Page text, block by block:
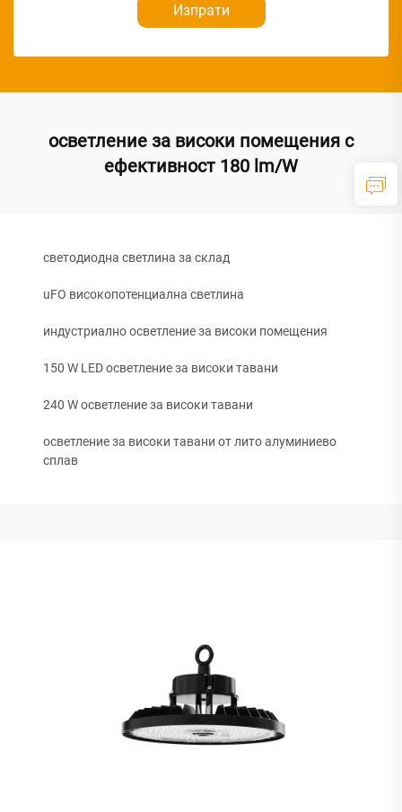
Изпрати
осветление за високи помещения с
ефективност 180 lm/W
светодиодна светлина за склад
uFO високопотенциална светлина
индустриално осветление за високи помещения
150 W LED осветление за високи тавани
240 W осветление за високи тавани
осветление за високи тавани от лито алуминиево
сплав